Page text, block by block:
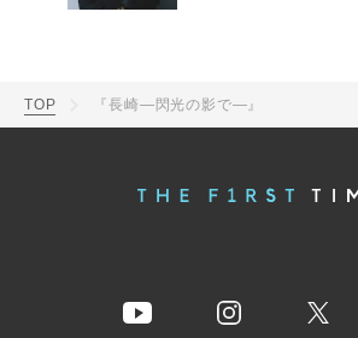
TOP 『長崎―閃光の影で―』